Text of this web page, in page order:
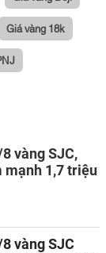
Giá vàng 18k
vàng SJC,
mạnh 1,7 triệu
vàng SJC